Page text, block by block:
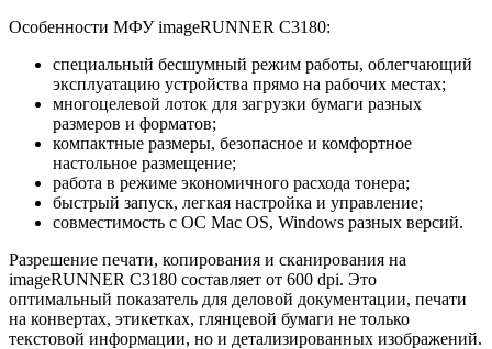
Особенности МФУ imageRUNNER C3180:
специальный бесшумный режим работы, облегчающий
эксплуатацию устройства прямо на рабочих местах;
многоцелевой лоток для загрузки бумаги разных
размеров и форматов;
компактные размеры, безопасное и комфортное
настольное размещение;
работа в режиме экономичного расхода тонера;
быстрый запуск, легкая настройка и управление;
совместимость с ОС Mac OS, Windows разных версий.
Разрешение печати, копирования и сканирования на
imageRUNNER C3180 составляет от 600 dpi. Это
оптимальный показатель для деловой документации, печати
на конвертах, этикетках, глянцевой бумаги не только
текстовой информации, но и детализированных изображений.